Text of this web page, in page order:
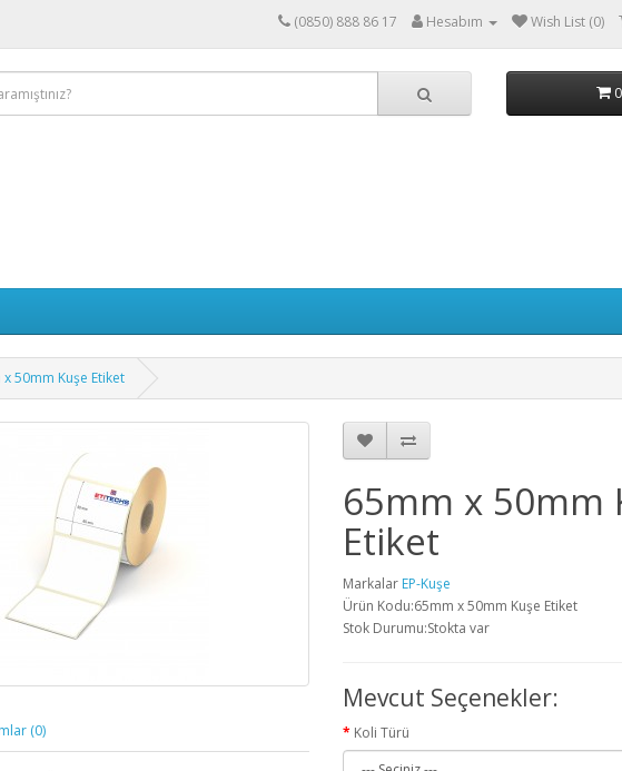
(0850) 888 86 17 Hesabım Wish List (0)
x 50mm Kuşe Etiket
(0)
65mm x 50mm
Etiket
Markalar EP-Kuşe
Ürün Kodu:65mm x 50mm Kuşe Etiket
Stok Durumu:Stokta var
Mevcut Seçenekler:
Koli Türü